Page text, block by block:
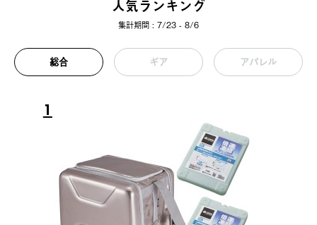
人気ランキング
集計期間 : 7/23 - 8/6
総合 ギア アパレル
1